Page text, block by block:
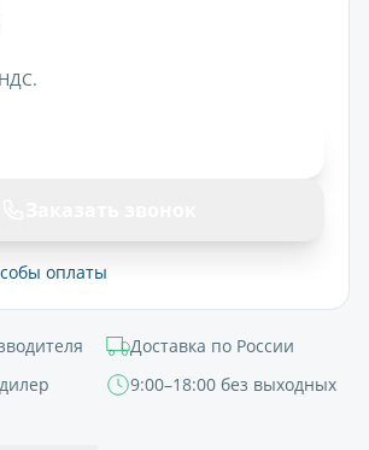
оплаты
Доставка по России
9:00–18:00 без выходных